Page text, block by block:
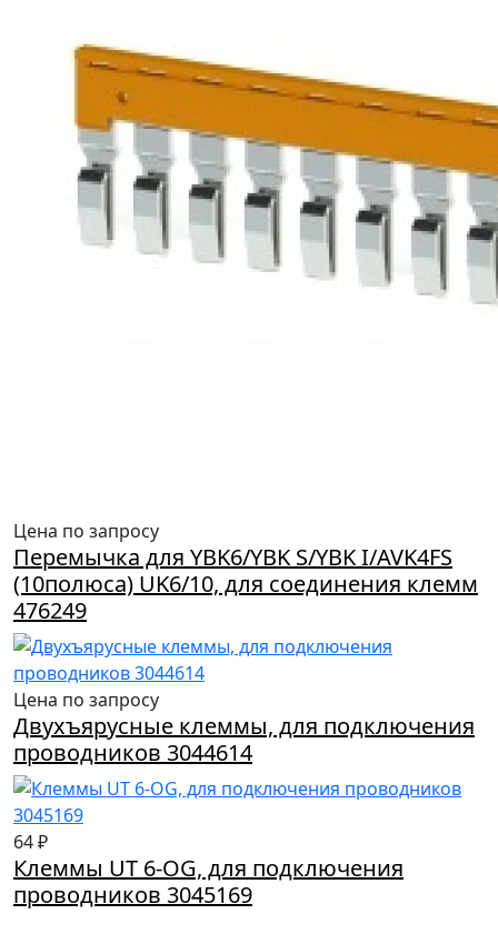
Цена по запросу
Перемычка для YBK6/YBK S/YBK I/AVK4FS
(10полюса) UK6/10, для соединения клемм
476249
Цена по запросу
Двухъярусные клеммы, для подключения
проводников 3044614
64 ₽
Клеммы UT 6-OG, для подключения
проводников 3045169